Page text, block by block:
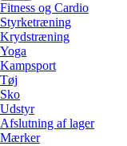
Fitness og Cardio
Styrketræning
Krydstræning
Yoga
Kampsport
Tøj
Sko
Udstyr
Afslutning af lager
Mærker